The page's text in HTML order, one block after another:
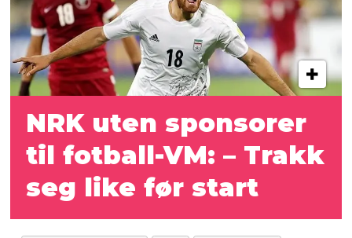
NRK uten sponsorer
til fotball-VM: – Trakk
seg like før start